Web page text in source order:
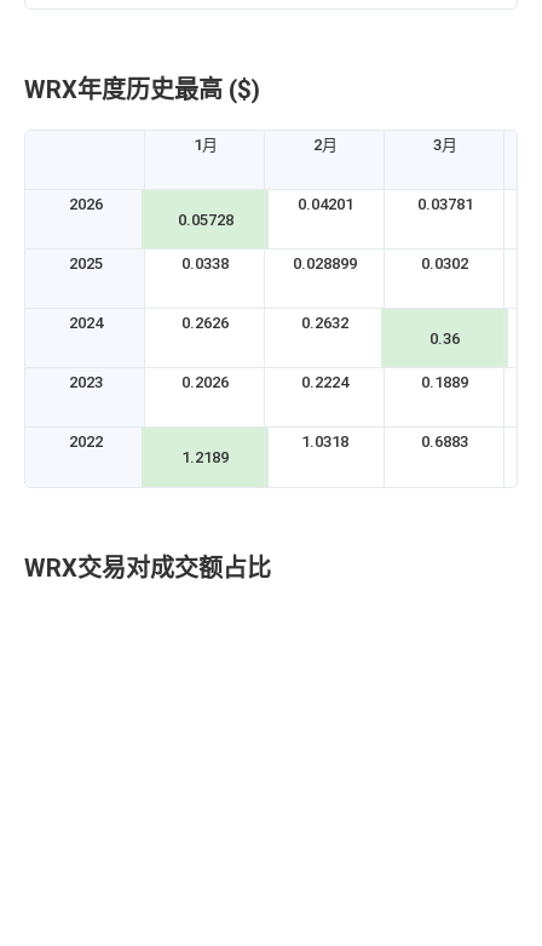
WRX年度历史最高 ($)
1月 2月 3月
2026
0.05728
0.04201 0.03781
2025 0.0338 0.028899 0.0302
2024 0.2626
0.2632
0.36
2023 0.2026 0.2224 0.1889
2022
1.2189
1.0318 0.6883
WRX交易对成交额占比